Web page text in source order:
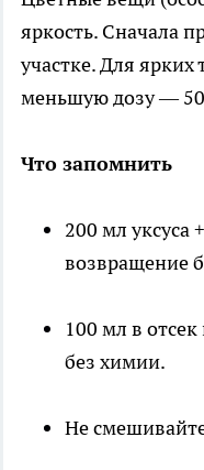
яркость. Сначала
участке. Для ярких
меньшую дозу — 50
Что запомнить
200 мл уксуса
возвращение
100 мл в
без химии.
Не